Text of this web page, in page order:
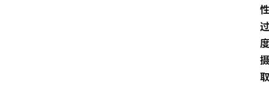
性
过
度
摄
取